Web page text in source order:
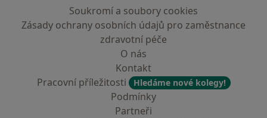
Soukromí a soubory cookies
Zásady ochrany osobních údajů pro zaměstnance
zdravotní péče
O nás
Kontakt
Pracovní příležitosti
Hledáme nové kolegy!
Podmínky
Partneři